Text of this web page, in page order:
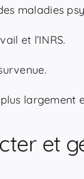
maladies
et l’INRS.
largement
et